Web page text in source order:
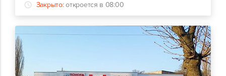
Закрыто: откроется в 08:00